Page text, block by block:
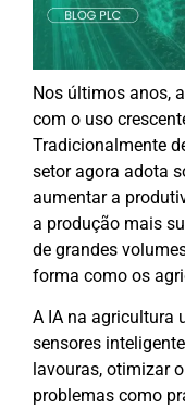
Nos últimos anos,
com o uso
Tradicionalmente
setor agora adota
aumentar a
a produção mais
de grandes
forma como os
A IA na agricultura
sensores
lavouras, otimizar
problemas como